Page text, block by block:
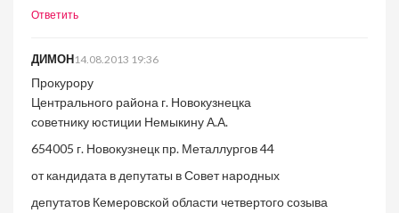
Ответить
ДИМОН14.08.2013 19:36
Прокурору
Центрального района г. Новокузнецка
советнику юстиции Немыкину А.А.
654005 г. Новокузнецк пр. Металлургов 44
от кандидата в депутаты в Совет народных
депутатов Кемеровской области четвертого созыва